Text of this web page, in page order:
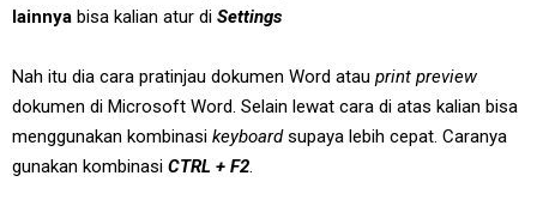
lainnya bisa kalian atur di Settings
Nah itu dia cara pratinjau dokumen Word atau print preview
dokumen di Microsoft Word. Selain lewat cara di atas kalian bisa
menggunakan kombinasi keyboardsupaya lebih cepat. Caranya
gunakan kombinasi CTRL + F2.